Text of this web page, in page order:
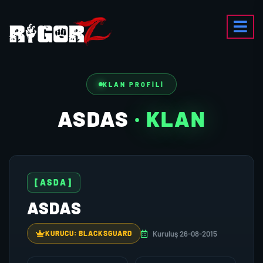
KLAN PROFILI
ASDAS · KLAN
[ASDA]
ASDAS
KURUCU: BLACKSGUARD Kuruluş 26-08-2015